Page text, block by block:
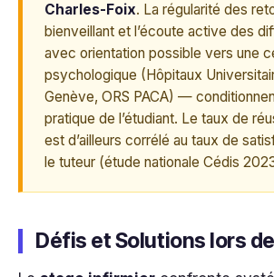
Charles-Foix. La régularité des
bienveillant et l’écoute active des
avec orientation possible vers une
psychologique (Hôpitaux
Genève, ORS PACA) —
pratique de l’étudiant. Le taux de
est d’ailleurs corrélé au taux de
le tuteur (étude nationale Cédis
Défis et Solutions lors